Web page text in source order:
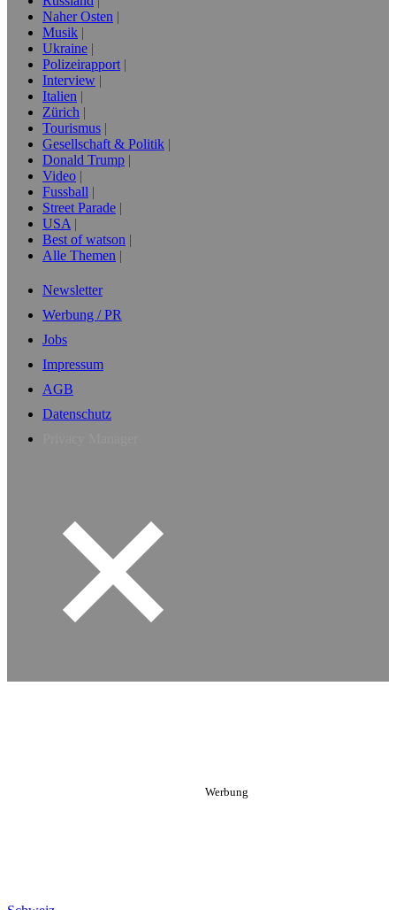
Naher Osten
Musik
Ukraine
Polizeirapport
Interview
Italien
Zürich
Tourismus
Gesellschaft & Politik
Donald Trump
Video
Fussball
Street Parade
USA
Best of watson
Alle Themen
Newsletter
Werbung / PR
Jobs
Impressum
AGB
Datenschutz